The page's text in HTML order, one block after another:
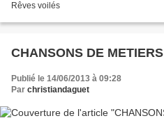
Rêves voilés
CHANSONS DE METIERS
Publié le 14/06/2013 à 09:28
Par christiandaguet